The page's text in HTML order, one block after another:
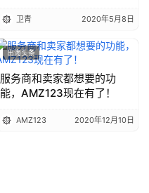
卫青 2020年5月8日
出海头条
服务商和卖家都想要的功
能，AMZ123现在有了！
AMZ123 2020年12月10日